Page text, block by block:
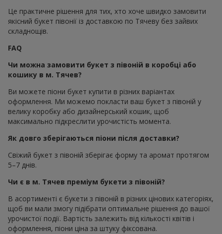
Це практичне рішення для тих, хто хоче швидко замовити
якісний букет півонії із доставкою по Тячеву без зайвих
складнощів.
FAQ
Чи можна замовити букет з півоній в коробці або
кошику в м. Тячев?
Ви можете піони букет купити в різних варіантах
оформлення. Ми можемо покласти ваш букет з півоній у
велику коробку або дизайнерський кошик, щоб
максимально підкреслити урочистість момента.
Як довго зберігаються піони після доставки?
Свіжий букет з півоній зберігає форму та аромат протягом
5–7 днів.
Чи є в м. Тячев преміум букети з півоній?
В асортименті є букети з півоній в різних цінових категоріях,
щоб ви мали змогу підібрати оптимальне рішення до вашої
урочистої події. Вартість залежить від кількості квітів і
оформлення, піони ціна за штуку фіксована.